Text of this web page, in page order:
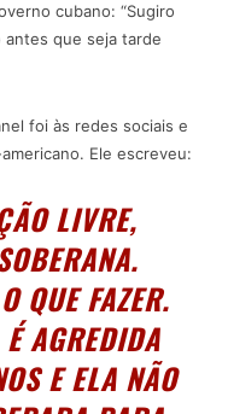
cubano: “Sugiro
que seja tarde
foi às redes sociais e
Ele escreveu:
LIVRE,
QUE FAZER.
AGREDIDA
E ELA NÃO